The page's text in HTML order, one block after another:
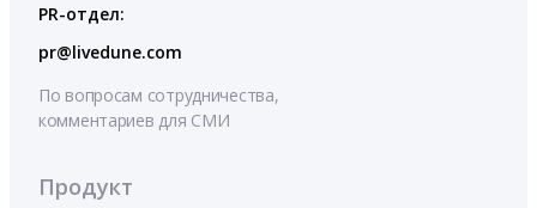
PR-отдел:
pr@livedune.com
По вопросам сотрудничества,
комментариев для СМИ
Продукт